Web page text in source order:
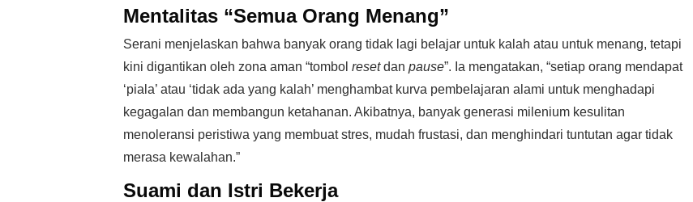
Mentalitas “Semua Orang Menang”
Serani menjelaskan bahwa banyak orang tidak lagi belajar untuk kalah atau untuk menang, tetapi
kini digantikan oleh zona aman “tombol resetdan pause”. Ia mengatakan, “setiap orang mendapat
‘piala’ atau ‘tidak ada yang kalah’ menghambat kurva pembelajaran alami untuk menghadapi
kegagalan dan membangun ketahanan. Akibatnya, banyak generasi milenium kesulitan
menoleransi peristiwa yang membuat stres, mudah frustasi, dan menghindari tuntutan agar tidak
merasa kewalahan.”
Suami dan Istri Bekerja